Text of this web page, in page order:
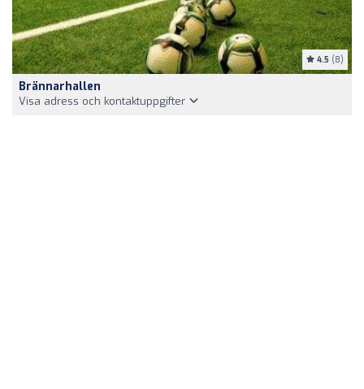
4.5 (8)
Brännarhallen
Visa adress och kontaktuppgifter